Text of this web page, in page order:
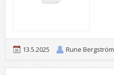
13.5.2025 Rune Bergström